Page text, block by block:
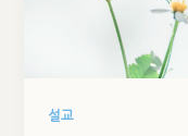
설교